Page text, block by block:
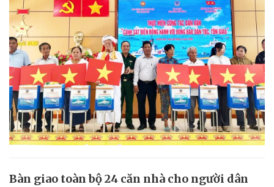
Bàn giao toàn bộ 24 căn nhà cho người dân